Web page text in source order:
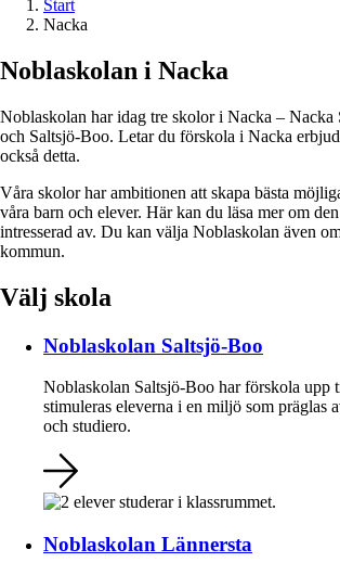
Start
Nacka
Noblaskolan i Nacka
Noblaskolan har idag tre skolor i Nacka – Nacka
och Saltsjö-Boo. Letar du förskola i Nacka
också detta.
Våra skolor har ambitionen att skapa bästa
våra barn och elever. Här kan du läsa mer om
intresserad av. Du kan välja Noblaskolan även
kommun.
Välj skola
Noblaskolan Saltsjö-Boo
Noblaskolan Saltsjö-Boo har förskola upp
stimuleras eleverna i en miljö som präglas
och studiero.
Noblaskolan Lännersta